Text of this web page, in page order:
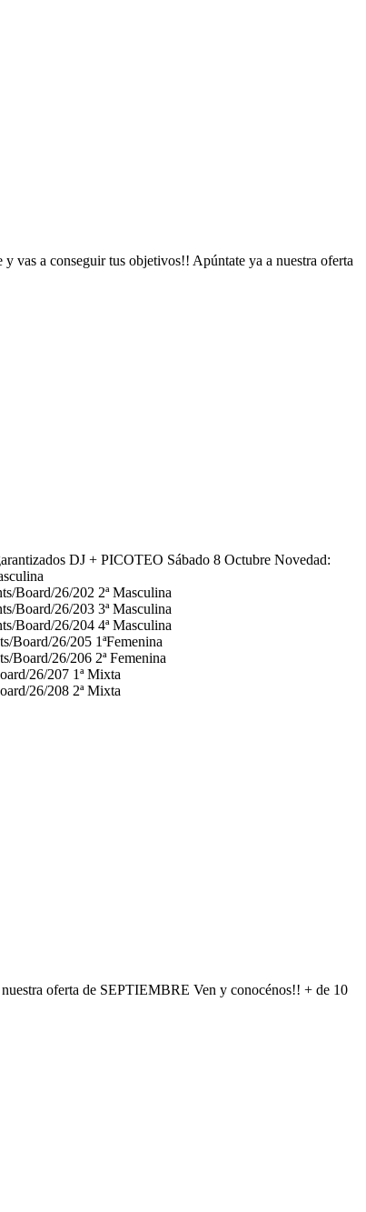
a conseguir tus objetivos!! Apúntate ya a nuestra oferta
DJ + PICOTEO Sábado 8 Octubre Novedad:
Board/26/202 2ª Masculina
Board/26/203 3ª Masculina
Board/26/204 4ª Masculina
Board/26/205 1ªFemenina
Board/26/206 2ª Femenina
26/207 1ª Mixta
26/208 2ª Mixta
oferta de SEPTIEMBRE Ven y conocénos!! + de 10